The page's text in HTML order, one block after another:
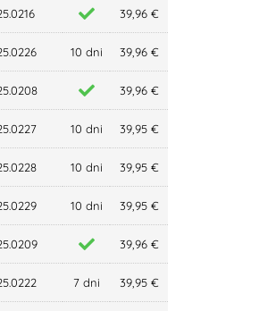
39,96 €
10 dni 39,96 €
39,96 €
10 dni 39,95 €
10 dni 39,95 €
10 dni 39,95 €
39,96 €
7 dni 39,95 €